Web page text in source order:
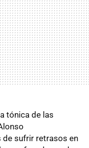
tónica de las
de sufrir retrasos en